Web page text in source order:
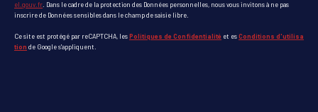
el.gouv.fr . Dans le cadre de la protection des Données personnelles, nous vous invitons à ne pas
inscrire de Données sensibles dans le champ de saisie libre.
Ce site est protégé par reCAPTCHA, lesPolitiques de Confidentialité et esConditions d'utilisa
tion de Google s'appliquent.